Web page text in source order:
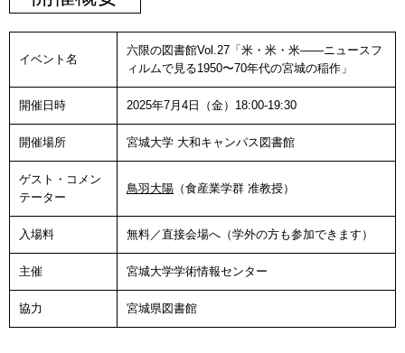
イベント名
六限の図書館Vol.27「米・米・米——ニュースフ
ィルムで見る1950〜70年代の宮城の稲作」
開催日時 2025年7月4日（金）18:00-19:30
開催場所 宮城大学 大和キャンパス図書館
ゲスト・コメン
テーター
鳥羽大陽 （食産業学群 准教授）
入場料 無料／直接会場へ（学外の方も参加できます）
主催 宮城大学学術情報センター
協力 宮城県図書館